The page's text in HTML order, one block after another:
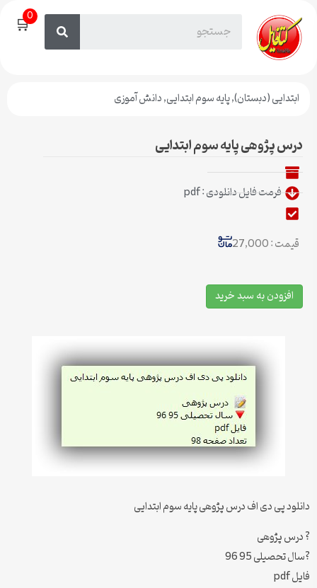
🛒0
ابتدایی (دبستان),پایه سوم ابتدایی,دانش آموزی
درس پژوهی پایه سوم ابتدایی
فرمت فایل دانلودی : pdf
قیمت : 27,000
افزودن به سبد خرید
دانلود پی دی اف درس پژوهی پایه سوم ابتدایی
? درس پژوهی
?سال تحصیلی 95 96
فایل pdf